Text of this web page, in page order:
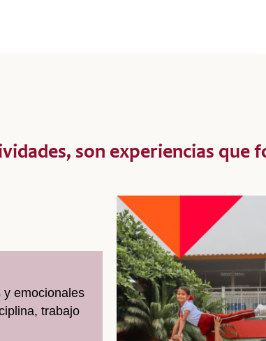
son experiencias que
emocionales
trabajo